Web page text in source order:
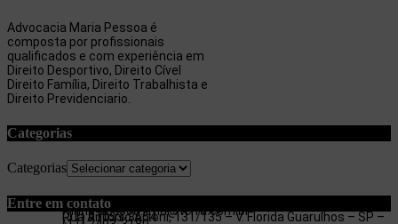
Advocacia Maria Pessoa é
composta por profissionais
qualificados e com experiência em
Direito Desportivo, Direito Cível
Direito Família, Direito Trabalhista e
Direito Previdenciario.
Categorias
Categorias
Entre em contato
Rua Antonio Artoni, 131/135 – V. Florida Guarulhos – SP –
(11) 97053-3654
maria.pessoa.lima@terra.com.br